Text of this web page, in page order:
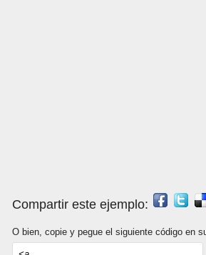
Compartir este ejemplo:
O bien, copie y pegue el siguiente código en